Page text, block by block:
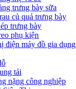
trưng bày sữa
củ quả trưng bày
trưng bày
phụ kiện
điện máy đồ gia dụng
tải
nặng công nghiệp